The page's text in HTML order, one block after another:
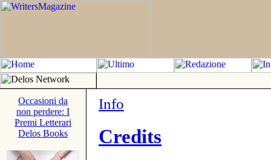
Occasioni da
non perdere: I
Premi Letterari
Delos Books
Info
Credits